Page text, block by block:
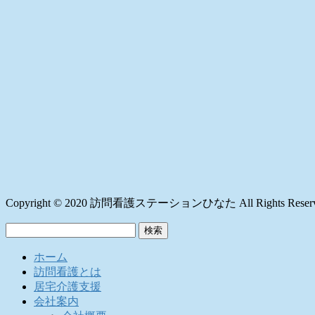
Copyright © 2020 訪問看護ステーションひなた All Rights
ホーム
訪問看護とは
居宅介護支援
会社案内